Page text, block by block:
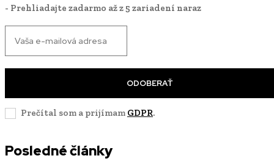
- Prehliadajte zadarmo až z 5 zariadení naraz
ODOBERAŤ
Prečítal som a prijímam GDPR.
Posledné články